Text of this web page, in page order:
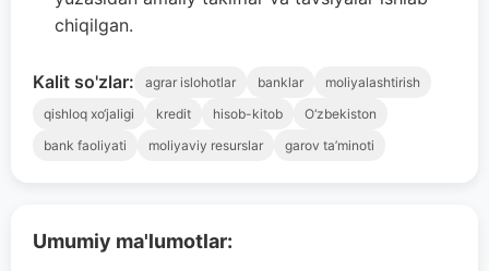
Umumiy ma'lumotlar:
chiqilgan.
Kalit so'zlar: agrar islohotlar banklar
moliyalashtirish
qishloq xo‘jaligi
kredit hisob-kitob
O‘zbekiston
bank faoliyati
moliyaviy resurslar garov ta’minoti